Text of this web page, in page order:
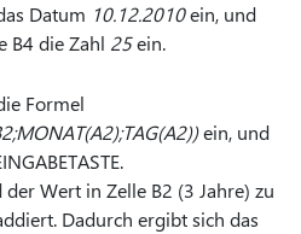
Datum 10.12.2010ein, und
B4 die Zahl 25ein.
Formel
ein, und
Wert in Zelle B2 (3 Jahre) zu
Dadurch ergibt sich das